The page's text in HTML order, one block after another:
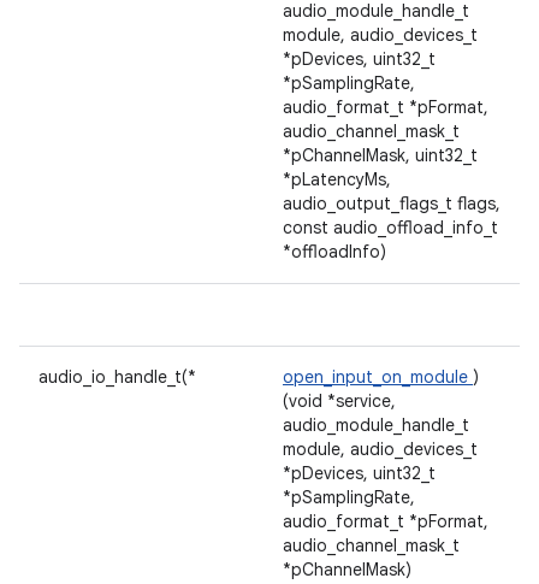
audio_module_handle_t
module, audio_devices_t
*pDevices, uint32_t
*pSamplingRate,
audio_format_t *pFormat,
audio_channel_mask_t
*pChannelMask, uint32_t
*pLatencyMs,
audio_output_flags_t flags,
const audio_offload_info_t
*offloadInfo)
audio_io_handle_t(* open_input_on_module )
(void *service,
audio_module_handle_t
module, audio_devices_t
*pDevices, uint32_t
*pSamplingRate,
audio_format_t *pFormat,
audio_channel_mask_t
*pChannelMask)